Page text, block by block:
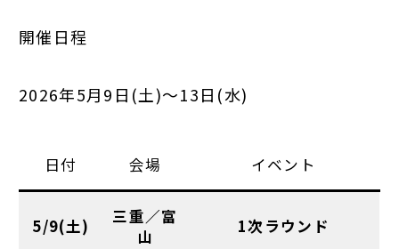
開催日程
2026年5月9日(土)～13日(水)
日付 会場 イベント
5/9(土)
三重／富
山
1次ラウンド